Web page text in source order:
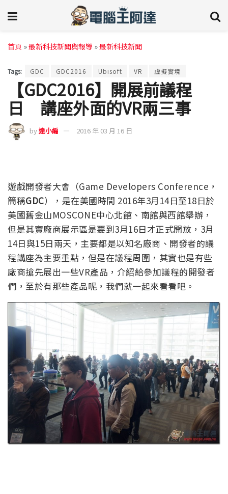
首頁 »最新科技新聞與報導 »最新科技新聞
Tags: GDC GDC2016 Ubisoft VR 虛擬實境
【GDC2016】開展前議程
日 講座外面的VR兩三事
by達小編 2016 年 03 月 16 日
遊戲開發者大會（Game Developers Conference，
簡稱GDC），是在美國時間 2016年3月14日至18日於
美國舊金山MOSCONE中心北館、南館與西館舉辦，
但是其實廠商展示區是要到3月16日才正式開放，3月
14日與15日兩天，主要都是以知名廠商、開發者的議
程講座為主要重點，但是在議程周圍，其實也是有些
廠商搶先展出一些VR產品，介紹給參加議程的開發者
們，至於有那些產品呢，我們就一起來看看吧。